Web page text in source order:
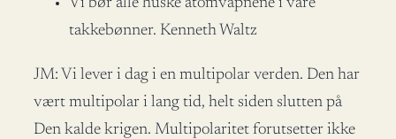
Vi bør alle huske atomvåpnene i våre
takkebønner. Kenneth Waltz
JM: Vi lever i dag i en multipolar verden. Den har
vært multipolar i lang tid, helt siden slutten på
Den kalde krigen. Multipolaritet forutsetter ikke